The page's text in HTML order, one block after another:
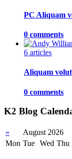
PC Aliquam
0 comments
6 articles
Aliquam
0 comments
K2 Blog
« August 2026
Mon Tue Wed Thu